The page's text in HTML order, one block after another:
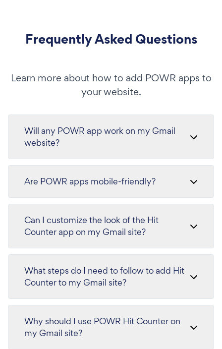
Frequently Asked Questions
Learn more about how to add POWR apps to
your website.
Will any POWR app work on my Gmail
website?
Are POWR apps mobile-friendly?
Can I customize the look of the Hit
Counter app on my Gmail site?
What steps do I need to follow to add Hit
Counter to my Gmail site?
Why should I use POWR Hit Counter on
my Gmail site?